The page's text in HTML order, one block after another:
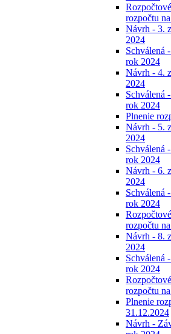
rozpočtu
Návrh - 3.
2024
Schválená
rok 2024
Návrh - 4.
2024
Schválená
rok 2024
Plnenie
Návrh - 5.
2024
Schválená
rok 2024
Návrh - 6.
2024
Schválená
rok 2024
rozpočtu
Návrh - 8.
2024
Schválená
rok 2024
rozpočtu
Plnenie
31.12.2024
Návrh -